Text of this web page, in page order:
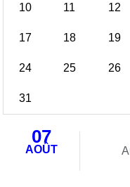
10 11 12
17 18 19
24 25 26
31
07
AOÛT